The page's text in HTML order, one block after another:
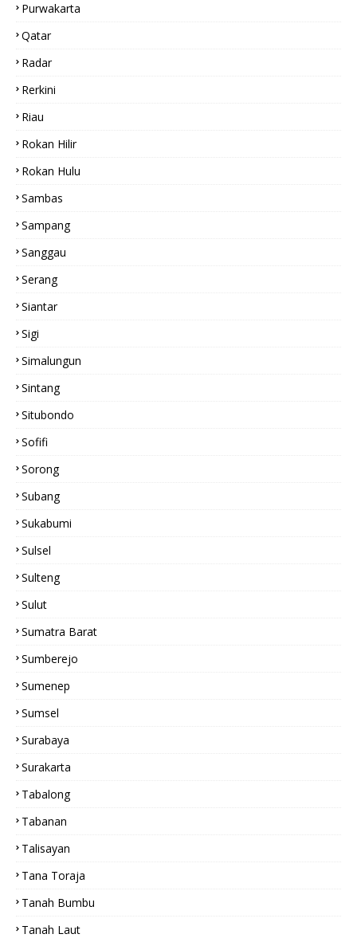
Purwakarta
Qatar
Radar
Rerkini
Riau
Rokan Hilir
Rokan Hulu
Sambas
Sampang
Sanggau
Serang
Siantar
Sigi
Simalungun
Sintang
Situbondo
Sofifi
Sorong
Subang
Sukabumi
Sulsel
Sulteng
Sulut
Sumatra Barat
Sumberejo
Sumenep
Sumsel
Surabaya
Surakarta
Tabalong
Tabanan
Talisayan
Tana Toraja
Tanah Bumbu
Tanah Laut